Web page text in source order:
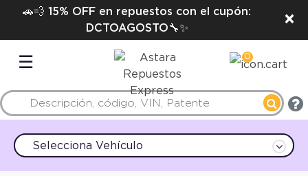
🚗💨 15% OFF en repuestos con el cupón:
DCTOAGOSTO🔧✨
×
☰ 0
Selecciona Vehículo